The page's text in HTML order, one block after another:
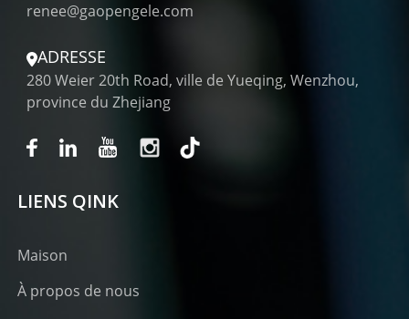
renee@gaopengele.com
ADRESSE
280 Weier 20th Road, ville de Yueqing, Wenzhou,
province du Zhejiang
LIENS QINK
Maison
À propos de nous